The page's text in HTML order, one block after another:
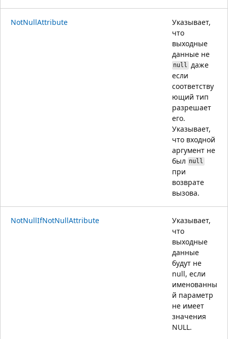
NotNullAttribute
Указывает,
что
выходные
данные не
null даже
если
соответству
ющий тип
разрешает
его.
Указывает,
что входной
аргумент не
был null
при
возврате
вызова.
NotNullIfNotNullAttribute
Указывает,
что
выходные
данные
будут не
null, если
именованны
й параметр
не имеет
значения
NULL.